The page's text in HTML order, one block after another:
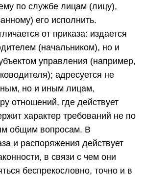
по службе лицам (лицу),
его исполнить.
от приказа: издается
(начальником), но и
управления (например,
адресуется не
но и иным лицам,
отношений, где действует
характер требований не по
общим вопросам. В
и распоряжения действует
в связи с чем они
беспрекословно, точно и в